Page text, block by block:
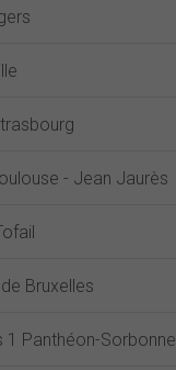
- Jean Jaurès
Bruxelles
1 Panthéon-Sorbonne